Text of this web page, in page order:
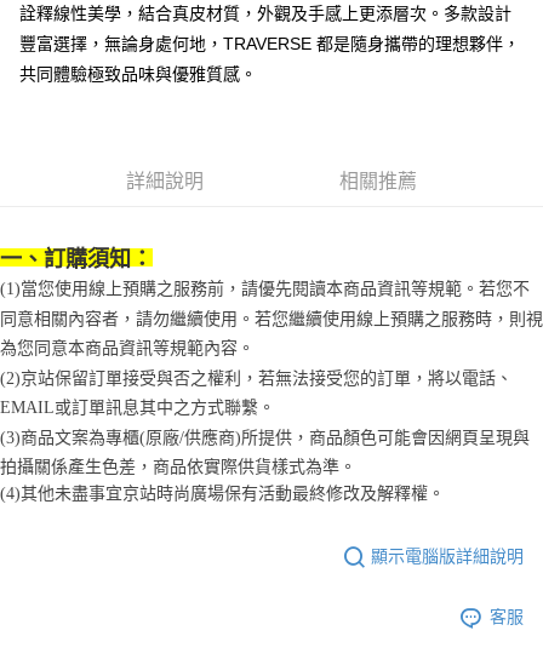
3.實際核准額度、可分期數及費用金額請依後續交易確認頁面所載為準。
4.訂單成立30分鐘內，如未前往確認交易或遇審核未通過，訂單將自動取
消。如遇「轉專審核」未通過狀況，表示未達大哥付你分期系統評分，恕無
法說明評估內容。
帳／街口支付／iPASS MONEY」等通路繳費。
1.本服務係由「台灣大哥大股份有限公司」（以下簡稱本公司）所提供，讓
用戶於交易時，得透過本服務購買商品或服務，並由商店將買賣／分期付款
買賣價金債權讓與本公司後，依約使用本公司帳單繳交帳款。
2.基於同意付款使用「大哥付你分期」之契約關係目的，商店將以您的個人
資料（包含姓名、電話或地址）提供予台灣大哥大進項蒐集、處理及利用，
由本公司與您本人進行分期帳單所需資料之確認、核對及更正。
3.完整用戶服務條款，請詳閱以下連結：https://oppay.tw/userRule
便利好安心！
１．簡單：不需註冊會員、不需綁卡、不需儲值。
２．便利：只要手機號碼，簡訊認證，即可結帳。
３．安心：先確認商品／服務後，再付款。
結帳頁面，進行簡訊認證並確認金額後，即可完成結帳。
※ 請注意：結帳手續完成當下不需立刻繳費，但若您需要取消訂單，請聯絡
購買商品的店家。未經商家同意取消之訂單仍視為有效，需透過AFTEE先享
※ 交易是否成功請以「AFTEE先享後付 」之結帳頁面顯示為準，若有關於
是否繳費成功／繳費後需取消欲退款等相關疑問，請聯繫「AFTEE先享後付
客戶支援中心」https://netprotections.freshdesk.com/support/home
【注意事項】
１．透過由恩沛科技股份有限公司提供之「AFTEE先享後付」服務完成之交
易，需依本服務之必要範圍內提供個人資料，並將交易相關給付款項請求債
權轉讓予恩沛科技股份有限公司。
２．關於個人資料處理事宜，請瀏覽以下網址：
３．未成年的使用者請事先徵得法定代理人或監護人之同意方可使用
「AFTEE先享後付」，若未經同意申辦者引起之損失，本公司不負相關責
４．使用「AFTEE先享後付」時，將依據個別帳號之用戶狀況，依本公司即
時審查核予不同之上限額度；若仍有額度不足之情形，本公司將視審查結果
運送方式
付款後7-11取貨
宅配
每筆NT$100，滿NT$1,000(含以上)免運費
京站台北店客服中心(1F星巴克旁) 即日起不提供京站紙袋，取件時
請自備購物袋，若需購買紙袋可現場詢問
免運費
詮釋線性美學，結合真皮材質，外觀及手感上更添層次。多款設計
豐富選擇，無論身處何地，TRAVERSE 都是隨身攜帶的理想夥伴，
共同體驗極致品味與優雅質感。
詳細說明 相關推薦
一、訂購須知：
(1)當您使用線上預購之服務前，請優先閱讀本商品資訊等規範。若您不
同意相關內容者，請勿繼續使用。若您繼續使用線上預購之服務時，則視
為您同意本商品資訊等規範內容。
(2)京站保留訂單接受與否之權利，若無法接受您的訂單，將以電話、
EMAIL或訂單訊息其中之方式聯繫。
(3)商品文案為專櫃(原廠/供應商)所提供，商品顏色可能會因網頁呈現與
拍攝關係產生色差，商品依實際供貨樣式為準。
(4)其他未盡事宜京站時尚廣場保有活動最終修改及解釋權。
顯示電腦版詳細說明
客服